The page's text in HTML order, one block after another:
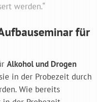
werden.“
für
Alkohol und Drogen
in der Probezeit durch
Wie bereits